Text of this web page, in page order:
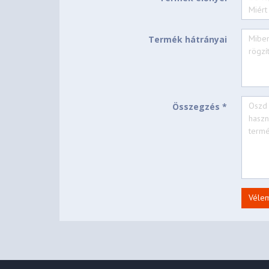
312 x 221 x 15.5 mm
Starting at 1.39 kg
None
Termék hátrányai
Összegzés *